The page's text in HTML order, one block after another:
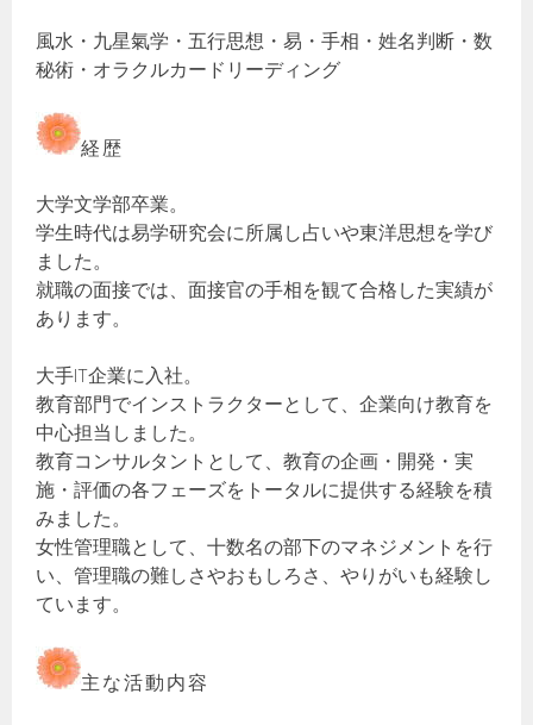
風水・九星氣学・五行思想・易・手相・姓名判断・数
秘術・オラクルカードリーディング
経歴
大学文学部卒業。
学生時代は易学研究会に所属し占いや東洋思想を学び
ました。
就職の面接では、面接官の手相を観て合格した実績が
あります。
大手IT企業に入社。
教育部門でインストラクターとして、企業向け教育を
中心担当しました。
教育コンサルタントとして、教育の企画・開発・実
施・評価の各フェーズをトータルに提供する経験を積
みました。
女性管理職として、十数名の部下のマネジメントを行
い、管理職の難しさやおもしろさ、やりがいも経験し
ています。
主な活動内容